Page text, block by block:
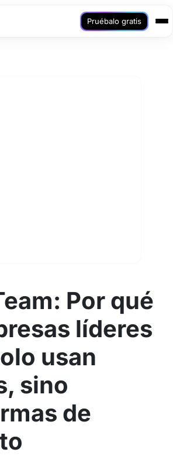
Pruébalo gratis
Por qué
líderes
usan
sino
de